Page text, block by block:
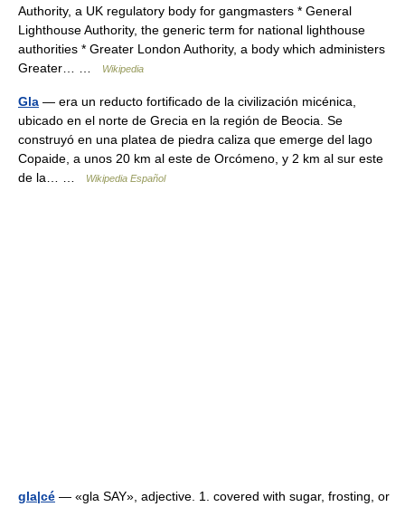
Authority, a UK regulatory body for gangmasters * General
Lighthouse Authority, the generic term for national lighthouse
authorities * Greater London Authority, a body which administers
Greater… …
Wikipedia
Gla — era un reducto fortificado de la civilización micénica,
ubicado en el norte de Grecia en la región de Beocia. Se
construyó en una platea de piedra caliza que emerge del lago
Copaide, a unos 20 km al este de Orcómeno, y 2 km al sur este
de la… …
Wikipedia Español
gla|cé — «gla SAY», adjective. 1. covered with sugar, frosting, or